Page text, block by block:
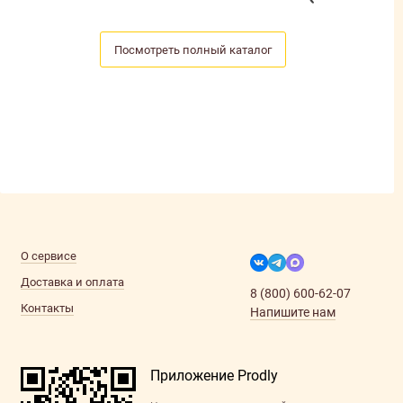
Посмотреть полный каталог
О сервисе
Доставка и оплата
Контакты
8 (800) 600-62-07
Напишите нам
Приложение Prodly